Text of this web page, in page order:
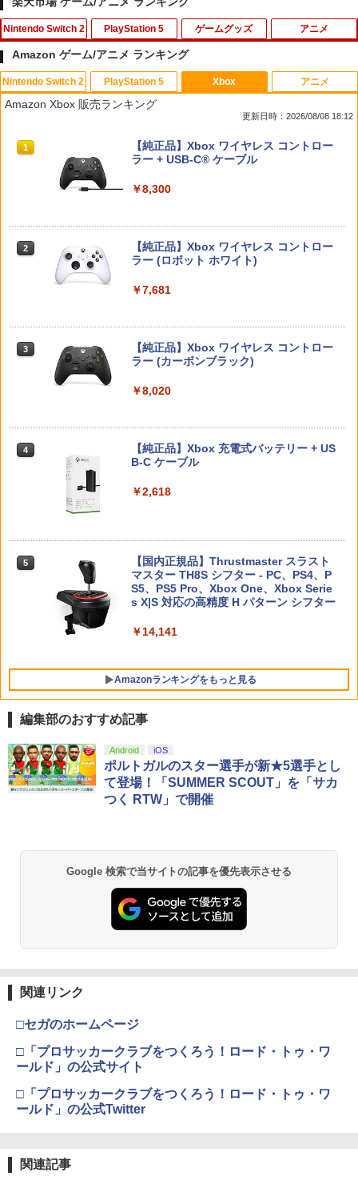
Nintendo Switch 2
1
【ダイヤ・プラチナ会員様限定！エント
リーでポイント10倍！】【メール便発
送】【新品】任天堂 Nintendo Switch 2
ス
【中古】[Switch2] ぽこ あ ポケモン(20
260305)
￥6,880
3
【特典】デジモンストーリー タイムスト
レンジャー Switch2版(【早期購入封入
カードゲーム」プレイアブルカード)
witch】パワフルプロ野球2026-2027 [H
【ダイヤ・プラチナ会員様限定！エント
送】【新品】Nintendo Switch 2 ゲーム
￥8,100
PlayStation 5
1
ゲームテック エイミングスティック Tor
nado LH [YF2430]
ーム スマホ ゲーミング FPS 音ゲー 荒野
行動 PUBG Apex CoD 高感度 銀繊維 手
汗対策 鬼サック 22個入り
￥2,480
4
カプコン 【PS5】BIOHAZARD RE:2 Z
Version [ELJM-30585 PS5 バイオハザ
5 HELLDIVERS 2
￥3,888
ゲームグッズ
1
【中古】ワールドサッカーウイニングイ
レブン10
ーターパック（ダウンロード版）※720
ポイントまでご利用可
￥980
4
WSC / EYESRAIL レトロゲーム ガーデ
ィアン 【コレクター開発x国内製造】 ハ
ード コレクションケース UVカット 透明
保護 保管 クリアケース（ WSC ワンダー
5 【中古】ピクミン3 デラックス -Switch
￥3,984
アニメ
1
【通常版 Blu-ray/DVD】【場面写クリア
カード3枚セット（竈門炭治郎、冨岡義
勇、猗窩座）】 劇場版「鬼滅の刃」無限
￥7,450
￥7,722
[ 神谷浩史 ]
4
劇場版「鬼滅の刃」無限城編 第一章 猗
窩座再来(完全生産限定版)【Blu-ray】 [
5
【楽天ブックス限定全巻購入特典+全巻
購入特典】Re:ゼロから始める異世界生
活 4th season 4【Blu-ray】(オリジナル
A5キャラファイングラフ+長月達平書き
Amazon ゲーム/アニメ ランキング
Nintendo Switch 2
1
スプラトゥーン レイダース|オンライン
コード版
￥5,832
スプラトゥーン レイダース -Switch2
￥6,446
Nintendo Switch 2(日本語・国内専用)
￥55,491
ンラインコード版
ニンテンドープリペイド番号 5000円|オ
ンラインコード版
PlayStation 5
1
PlayStation 5 デジタル・エディション
日本語専用 Console Language: Japan
Beast of Reincarnation -PS5 【特典】
J) PlayStation 5
トローラー ミッドナイト ブラック(CFI-
ZCT2J01)
【純正品】DualSense ワイヤレスコン
トローラー(CFI-ZCT2J)
￥10,737
Xbox
Amazon Xbox 販売ランキング
更新日時：2026/08/08 18:12
1
【純正品】Xbox ワイヤレス コントロー
ラー + USB-C® ケーブル
￥8,300
2
【純正品】Xbox ワイヤレス コントロー
ラー (ロボット ホワイト)
￥7,681
3
【純正品】Xbox ワイヤレス コントロー
ラー (カーボンブラック)
￥8,020
4
【純正品】Xbox 充電式バッテリー + US
B-C ケーブル
￥2,618
5
【国内正規品】Thrustmaster スラスト
マスター TH8S シフター - PC、PS4、P
S5、PS5 Pro、Xbox One、Xbox Serie
s X|S 対応の高精度 H パターン シフター
￥14,141
Amazonランキングをもっと見る
アニメ
1
劇場版「鬼滅の刃」無限城編 第一章 猗
窩座再来 通常版 [Blu-ray]
￥3,982
劇場版「鬼滅の刃」無限城編 第一章 猗
窩座再来 通常版 [DVD]
￥3,523
(オリジナル特典:オリジナル巾着＋メー
カー特典:【坤と離】二振りの剣、十翼よ
り来たる！スタジオ描き下ろしイラスト
ボード付) [Blu-ray]
￥10,780
編集部のおすすめ記事
Android iOS
ポルトガルのスター選手が新★5選手とし
て登場！「SUMMER SCOUT」を「サカ
つく RTW」で開催
Google 検索で当サイトの記事を優先表示させる
関連リンク
□セガのホームページ
□「プロサッカークラブをつくろう！ロード・トゥ・ワ
ールド」の公式サイト
□「プロサッカークラブをつくろう！ロード・トゥ・ワ
ールド」の公式Twitter
関連記事